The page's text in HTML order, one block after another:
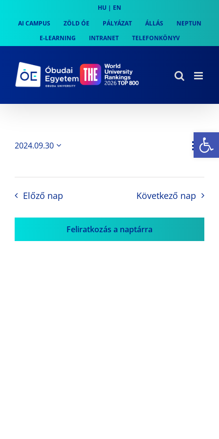
content
HU | EN
AI CAMPUS
ZÖLD ÓE PÁLYÁZAT ÁLLÁS
NEPTUN
E-LEARNING
INTRANET TELEFONKÖNYV
Nap
2024.09.30
Előző nap Következő nap
Feliratkozás a naptárra